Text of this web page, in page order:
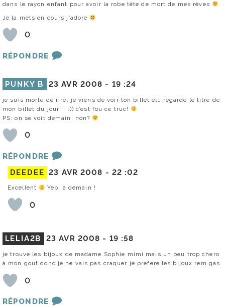
dans le rayon enfant pour avoir la robe tête de mort de mes rêves
Je la mets en cours j’adore
0
RÉPONDRE
PUNKY B 23 AVR 2008 - 19 :24
je suis morte de rire, je viens de voir ton billet et… regarde le titre de
mon billet du jour!!! :)) c’est fou ce truc!
PS: on se voit demain, non?
0
RÉPONDRE
DEEDEE 23 AVR 2008 - 22 :02
Excellent Yep, à demain !
0
LELIA2B 23 AVR 2008 - 19 :58
je trouve les bijoux de madame Sophie mimi mais un peu trop chero
à mon gout donc je ne vais pas craquer je prefere les bijoux rem gas
0
RÉPONDRE